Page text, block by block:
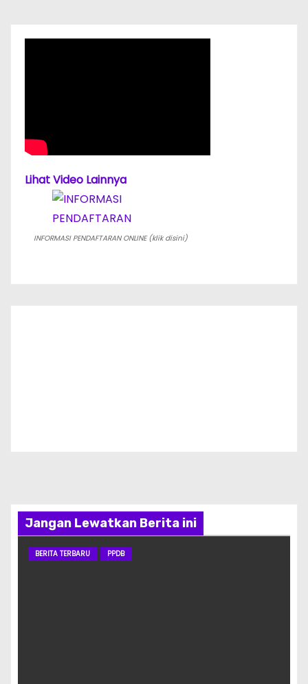
Lihat Video Lainnya
INFORMASI PENDAFTARAN ONLINE (klik disini)
Jangan Lewatkan Berita ini
BERITA TERBARU PPDB